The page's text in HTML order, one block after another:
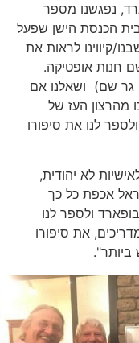
נפגשנו מספר
הכנסת הישן שפעל
לראות את
אופטיקה.
שם) ושאלנו אם
העז של
לנו את סיפורו
לא יהודית,
אכפת כל כך
ולספר לנו
את סיפורו